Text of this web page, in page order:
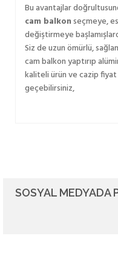
Bu avantajlar
cam balkonseçmeye,
değiştirmeye
Siz de uzun ömürlü,
cam balkon yaptırıp
kaliteli ürün ve cazip
geçebilirsiniz,
SOSYAL MEDYADA